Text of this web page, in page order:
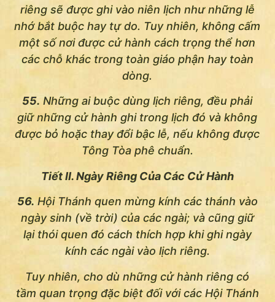
riêng sẽ được ghi vào niên lịch như những lễ
nhớ bắt buộc hay tự do. Tuy nhiên, không cấm
một số nơi được cử hành cách trọng thể hơn
các chỗ khác trong toàn giáo phận hay toàn
dòng.
55.Những ai buộc dùng lịch riêng, đều phải
giữ những cử hành ghi trong lịch đó và không
được bỏ hoặc thay đổi bậc lễ, nếu không được
Tông Tòa phê chuẩn.
Tiết II. Ngày Riêng Của Các Cử Hành
56.Hội Thánh quen mừng kính các thánh vào
ngày sinh (về trời) của các ngài; và cũng giữ
lại thói quen đó cách thích hợp khi ghi ngày
kính các ngài vào lịch riêng.
Tuy nhiên, cho dù những cử hành riêng có
tầm quan trọng đặc biệt đối với các Hội Thánh